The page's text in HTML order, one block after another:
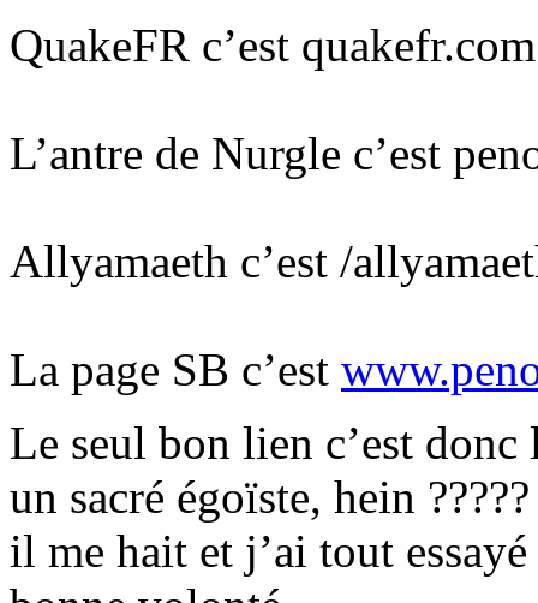
QuakeFR c’est quakefr.com
L’antre de Nurgle c’est
Allyamaeth c’est /
La page SB c’est
Le seul bon lien c’est
un sacré égoïste, hein
il me hait et j’ai tout